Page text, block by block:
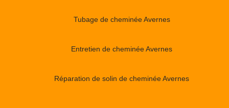
Tubage de cheminée Avernes
Entretien de cheminée Avernes
Réparation de solin de cheminée Avernes